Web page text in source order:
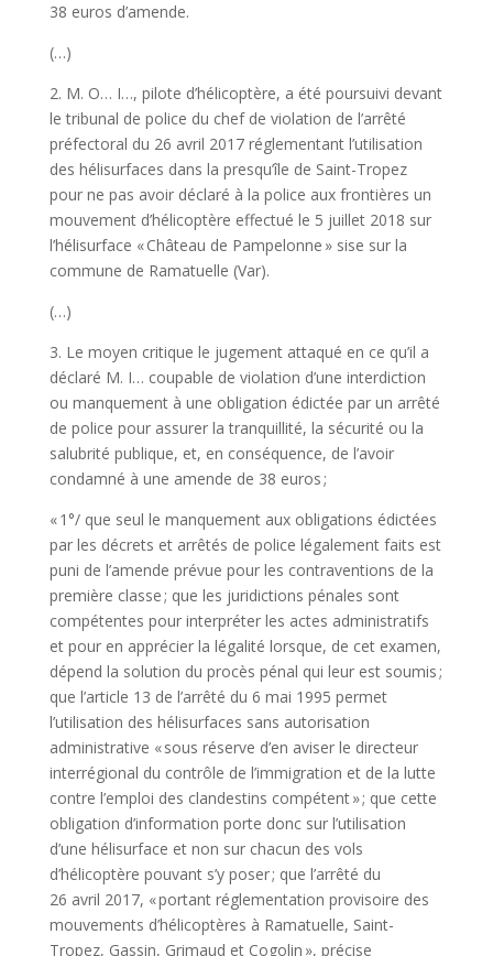
38 euros d’amende.
(…)
2. M. O… I…, pilote d’hélicoptère, a été poursuivi devant
le tribunal de police du chef de violation de l’arrêté
préfectoral du 26 avril 2017 réglementant l’utilisation
des hélisurfaces dans la presqu’île de Saint-Tropez
pour ne pas avoir déclaré à la police aux frontières un
mouvement d’hélicoptère effectué le 5 juillet 2018 sur
l’hélisurface « Château de Pampelonne » sise sur la
commune de Ramatuelle (Var).
(…)
3. Le moyen critique le jugement attaqué en ce qu’il a
déclaré M. I… coupable de violation d’une interdiction
ou manquement à une obligation édictée par un arrêté
de police pour assurer la tranquillité, la sécurité ou la
salubrité publique, et, en conséquence, de l’avoir
condamné à une amende de 38 euros ;
« 1°/ que seul le manquement aux obligations édictées
par les décrets et arrêtés de police légalement faits est
puni de l’amende prévue pour les contraventions de la
première classe ; que les juridictions pénales sont
compétentes pour interpréter les actes administratifs
et pour en apprécier la légalité lorsque, de cet examen,
dépend la solution du procès pénal qui leur est soumis ;
que l’article 13 de l’arrêté du 6 mai 1995 permet
l’utilisation des hélisurfaces sans autorisation
administrative « sous réserve d’en aviser le directeur
interrégional du contrôle de l’immigration et de la lutte
contre l’emploi des clandestins compétent » ; que cette
obligation d’information porte donc sur l’utilisation
d’une hélisurface et non sur chacun des vols
d’hélicoptère pouvant s’y poser ; que l’arrêté du
26 avril 2017, « portant réglementation provisoire des
mouvements d’hélicoptères à Ramatuelle, Saint-
Tropez, Gassin, Grimaud et Cogolin », précise